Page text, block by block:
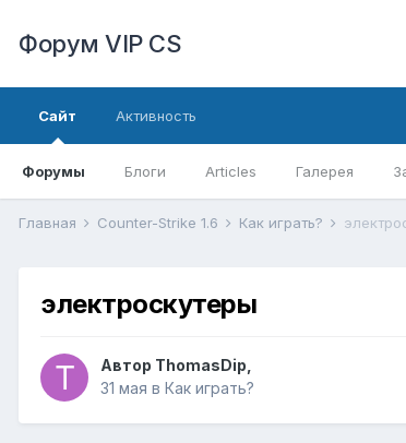
Форум VIP CS
Сайт
Форумы Блоги Articles Галерея
Активность
Главная Counter-Strike 1.6 Как играть?
электроскутеры
Автор ThomasDip
31 мая в Как играть?